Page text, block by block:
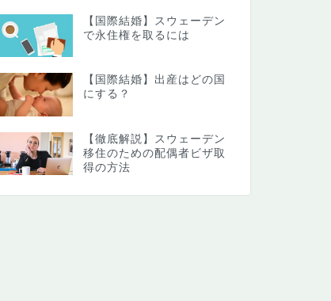
【国際結婚】スウェーデン
で永住権を取るには
【国際結婚】出産はどの国
にする？
【徹底解説】スウェーデン
移住のための配偶者ビザ取
得の方法